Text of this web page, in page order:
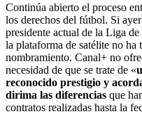
Continúa abierto el proceso
los derechos del fútbol. Si
presidente actual de la Liga
la plataforma de satélite no ha
nombramiento. Canal+ no
necesidad de que se trate de «
reconocido prestigio y
dirima las diferencias que
contratos realizadas hasta la